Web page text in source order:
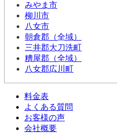
みやま市
柳川市
八女市
朝倉郡（全域）
三井郡大刀洗町
糟屋郡（全域）
八女郡広川町
料金表
よくある質問
お客様の声
会社概要